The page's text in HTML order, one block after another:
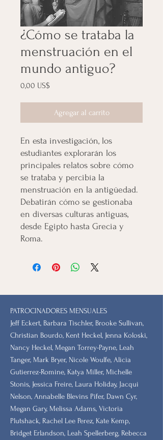
¿Cómo se trataba la
menstruación en el
mundo antiguo?
0,00 US$Precio
Agregar al carrito
En esta investigación, los
estudiantes explorarán los
principales relatos sobre cómo
se trataba y percibía la
menstruación en la antigüedad.
Debatirán cómo se gestionaba
en diversas culturas antiguas,
desde Egipto hasta Grecia y
Roma.
PATROCINADORES MENSUALES
Jeff Eckert, Barbara Tischler, Brooke Sullivan,
Christian Bourdo, Kent Heckel, Jenna Koloski,
Nancy Heckel, Megan Torrey-Payne, Leah
Tanger, Mark Bryer, Nicole Woulfe, Alicia
Gutierrez-Romine, Katya Miller, Michelle
Stonis, Jessica Freire, Laura Holiday, Jacqui
Nelson, Annabelle Blevins Pifer, Dawn Cyr,
Megan Gary, Melissa Adams, Victoria
Plutshack, Rachel Lee Perez, Kate Kemp,
Bridget Erlandson, Leah Spellerberg, Rebecca